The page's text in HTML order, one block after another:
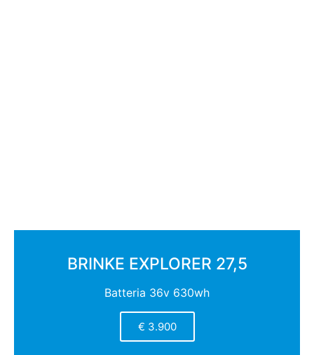
BRINKE EXPLORER 27,5
Batteria 36v 630wh
€ 3.900